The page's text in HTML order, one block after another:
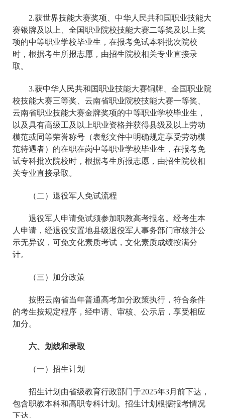
2.获世界技能大赛奖项、中华人民共和国职业技能大
赛银牌及以上、全国职业院校技能大赛二等奖及以上奖
项的中等职业学校毕业生，在报考免试本科批次院校
时，根据考生所报志愿，由招生院校相关专业直接录
取。
3.获中华人民共和国职业技能大赛铜牌、全国职业院
校技能大赛三等奖、云南省职业院校技能大赛一等奖、
云南省职业技能大赛金牌奖项的中等职业学校毕业生，
以及具有高级工及以上职业资格并获得县级及以上劳动
模范或同等荣誉称号（表彰文件中明确规定享受劳动模
范待遇者）的在职在岗中等职业学校毕业生，在报考免
试专科批次院校时，根据考生所报志愿，由招生院校相
关专业直接录取。
（二）退役军人免试流程
退役军人申请免试须参加职教高考报名。经考生本
人申请，经退役安置地县级退役军人事务部门审核并公
示无异议，可免文化素质考试，文化素质成绩按满分
计。
（三）加分政策
按照云南省当年普通高考加分政策执行，符合条件
的考生按规定程序，经申请、审核、公示后，享受相应
加分。
六、划线和录取
（一）招生计划
招生计划由省级教育行政部门于2025年3月前下达，
包含职教本科和高职专科计划。招生计划根据报考情况
下达。